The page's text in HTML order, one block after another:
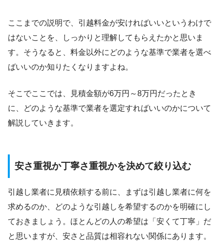
ここまでの説明で、引越料金が安ければいいというわけで
はないことを、しっかりと理解してもらえたかと思いま
す。そうなると、料金以外にどのような基準で業者を選べ
ばいいのか知りたくなりますよね。
そこでここでは、見積金額が6万円～8万円だったとき
に、どのような基準で業者を選定すればいいのかについて
解説していきます。
安さ重視か丁寧さ重視かを決めて絞り込む
引越し業者に見積依頼する前に、まずは引越し業者に何を
求めるのか、どのような引越しを希望するのかを明確にし
ておきましょう。ほとんどの人の希望は「安くて丁寧」だ
と思いますが、安さと品質は相容れない関係にあります。